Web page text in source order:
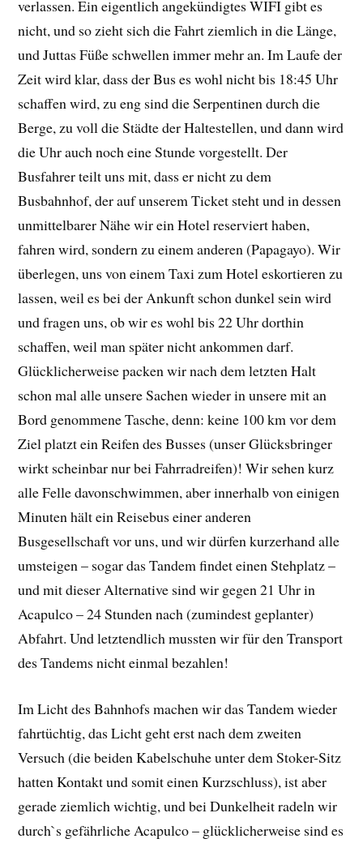
verlassen. Ein eigentlich angekündigtes WIFI gibt es
nicht, und so zieht sich die Fahrt ziemlich in die Länge,
und Juttas Füße schwellen immer mehr an. Im Laufe der
Zeit wird klar, dass der Bus es wohl nicht bis 18:45 Uhr
schaffen wird, zu eng sind die Serpentinen durch die
Berge, zu voll die Städte der Haltestellen, und dann wird
die Uhr auch noch eine Stunde vorgestellt. Der
Busfahrer teilt uns mit, dass er nicht zu dem
Busbahnhof, der auf unserem Ticket steht und in dessen
unmittelbarer Nähe wir ein Hotel reserviert haben,
fahren wird, sondern zu einem anderen (Papagayo). Wir
überlegen, uns von einem Taxi zum Hotel eskortieren zu
lassen, weil es bei der Ankunft schon dunkel sein wird
und fragen uns, ob wir es wohl bis 22 Uhr dorthin
schaffen, weil man später nicht ankommen darf.
Glücklicherweise packen wir nach dem letzten Halt
schon mal alle unsere Sachen wieder in unsere mit an
Bord genommene Tasche, denn: keine 100 km vor dem
Ziel platzt ein Reifen des Busses (unser Glücksbringer
wirkt scheinbar nur bei Fahrradreifen)! Wir sehen kurz
alle Felle davonschwimmen, aber innerhalb von einigen
Minuten hält ein Reisebus einer anderen
Busgesellschaft vor uns, und wir dürfen kurzerhand alle
umsteigen – sogar das Tandem findet einen Stehplatz –
und mit dieser Alternative sind wir gegen 21 Uhr in
Acapulco – 24 Stunden nach (zumindest geplanter)
Abfahrt. Und letztendlich mussten wir für den Transport
des Tandems nicht einmal bezahlen!
Im Licht des Bahnhofs machen wir das Tandem wieder
fahrtüchtig, das Licht geht erst nach dem zweiten
Versuch (die beiden Kabelschuhe unter dem Stoker-Sitz
hatten Kontakt und somit einen Kurzschluss), ist aber
gerade ziemlich wichtig, und bei Dunkelheit radeln wir
durch`s gefährliche Acapulco – glücklicherweise sind es